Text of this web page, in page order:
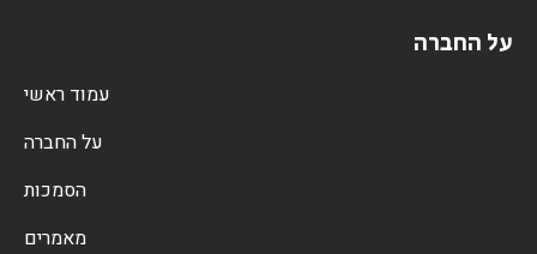
על החברה
עמוד ראשי
על החברה
הסמכות
מאמרים